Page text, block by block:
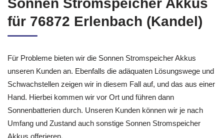
Schnelle und preiswerte
Sonnen Stromspeicher Akkus
Für Probleme bieten wir die Sonnen Stromspeicher Akkus
unseren Kunden an. Ebenfalls die adäquaten Lösungswege und
Schwachstellen zeigen wir in diesem Fall auf, und das aus einer
Hand. Hierbei kommen wir vor Ort und führen dann
Sonnenbatterien durch. Unseren Kunden können wir je nach